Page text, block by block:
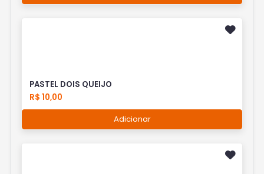
PASTEL DOIS QUEIJO
R$ 10,00
Adicionar